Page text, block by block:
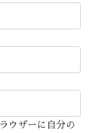
ウザーに自分の